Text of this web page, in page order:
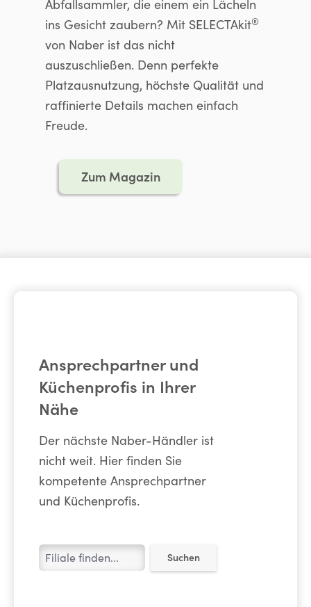
Abfallsammler, die einem ein Lächeln
ins Gesicht zaubern? Mit SELECTAkit®
von Naber ist das nicht
auszuschließen. Denn perfekte
Platzausnutzung, höchste Qualität und
raffinierte Details machen einfach
Freude.
Zum Magazin
Ansprechpartner und
Küchenprofis in Ihrer
Nähe
Der nächste Naber-Händler ist
nicht weit. Hier finden Sie
kompetente Ansprechpartner
und Küchenprofis.
Suchen